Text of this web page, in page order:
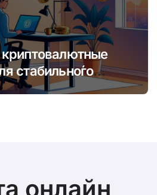
стабильно́го
в условиях
онлайн